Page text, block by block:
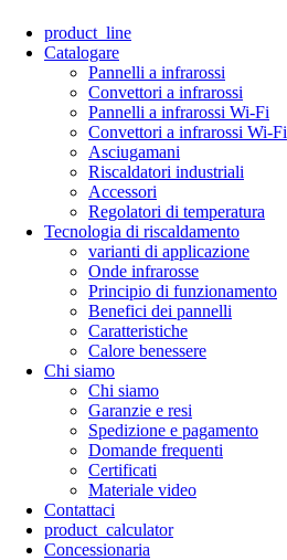
product_line
Catalogare
Pannelli a infrarossi
Convettori a infrarossi
Pannelli a infrarossi Wi-Fi
Convettori a infrarossi Wi-Fi
Asciugamani
Riscaldatori industriali
Accessori
Regolatori di temperatura
Tecnologia di riscaldamento
varianti di applicazione
Onde infrarosse
Principio di funzionamento
Benefici dei pannelli
Caratteristiche
Calore benessere
Chi siamo
Chi siamo
Garanzie e resi
Spedizione e pagamento
Domande frequenti
Certificati
Materiale video
Contattaci
product_calculator
Concessionaria